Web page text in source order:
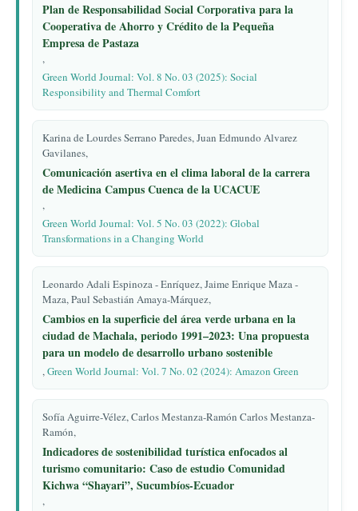
Plan de Responsabilidad Social Corporativa para la
Cooperativa de Ahorro y Crédito de la Pequeña
Empresa de Pastaza
,
Green World Journal: Vol. 8 No. 03 (2025): Social
Responsibility and Thermal Comfort
Karina de Lourdes Serrano Paredes, Juan Edmundo Alvarez
Gavilanes,
Comunicación asertiva en el clima laboral de la carrera
de Medicina Campus Cuenca de la UCACUE
,
Green World Journal: Vol. 5 No. 03 (2022): Global
Transformations in a Changing World
Leonardo Adali Espinoza - Enríquez, Jaime Enrique Maza -
Maza, Paul Sebastián Amaya-Márquez,
Cambios en la superficie del área verde urbana en la
ciudad de Machala, periodo 1991–2023: Una propuesta
para un modelo de desarrollo urbano sostenible
,Green World Journal: Vol. 7 No. 02 (2024): Amazon Green
Sofía Aguirre-Vélez, Carlos Mestanza-Ramón Carlos Mestanza-
Ramón,
Indicadores de sostenibilidad turística enfocados al
turismo comunitario: Caso de estudio Comunidad
Kichwa “Shayari”, Sucumbíos-Ecuador
,